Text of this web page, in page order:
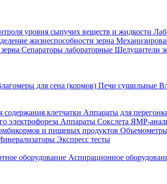
уровня сыпучих веществ и жидкости
жизнеспособности зерна
Сепараторы лабораторные Шелушители
для сена (кормов) Печи сушильные
клетчатки Аппараты для
электрофореза Аппараты Сокслета ЯМР-
и пищевых продуктов
Экспресс тесты
оборудование Аспирационное